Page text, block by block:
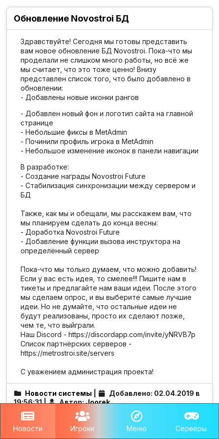
Новости Игроки Меню Серверы
Обновление Novostroi БД
Здравствуйте! Сегодня мы готовы представить
вам новое обновление БД Novostroi. Пока-что мы
проделали не слишком много работы, но всё же
мы считает, что это тоже ценно! Внизу
представлен список того, что было добавлено в
обновлении:
- Добавлены новые иконки рангов
- Добавлен новый фон и логотип сайта на главной
странице
- Небольшие фиксы в MetAdmin
- Починили профиль игрока в MetAdmin
- Небольшое изменение иконок в панели навигации
В разработке:
- Создание награды Novostroi Future
- Стабилизация синхронизации между сервером и
БД
Также, как мы и обещали, мы расскажем вам, что
мы планируем сделать до конца весны:
- Доработка Novostroi Future
- Добавление функции вызова инструктора на
определённый сервер
Пока-что мы только думаем, что можно добавить!
Если у вас есть идея, то смелее!!! Пишите нам в
тикеты и предлагайте нам ваши идеи. После этого
мы сделаем опрос, и вы выберите самые лучшие
идеи. Но не думайте, что остальные идеи не
будут реализованы, просто их сделают позже,
чем те, что выйграли.
Наш Discord - https://discordapp.com/invite/yNRVB7p
Список партнёрских серверов -
https://metrostroi.site/servers
С уважением администрация проекта!
Новости системы
Добавлено: 02.04.2019 в
19:56:31 |
Автор:Joorek
Комментарии